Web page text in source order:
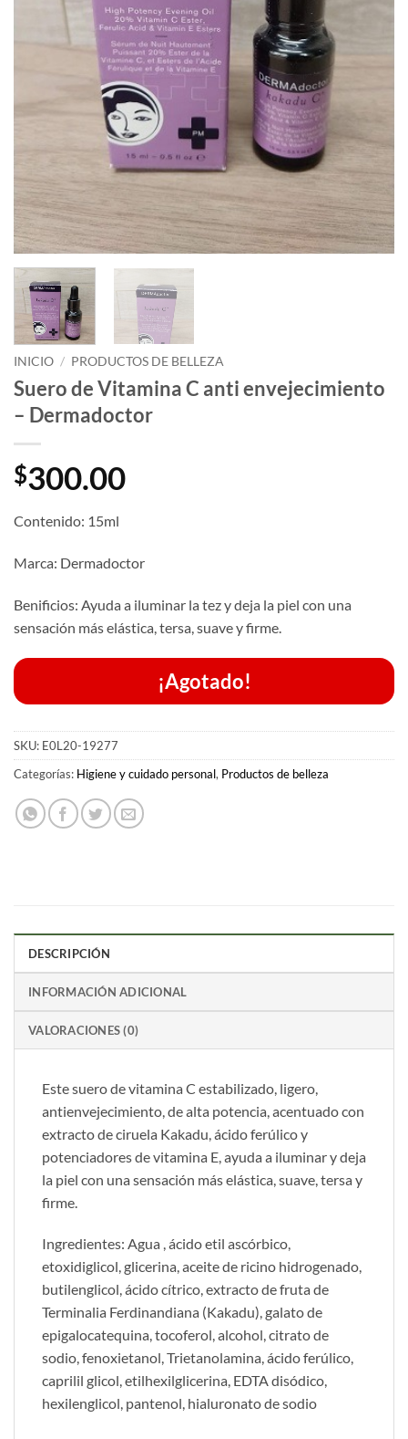
INICIO / PRODUCTOS DE BELLEZA
Suero de Vitamina C anti envejecimiento
– Dermadoctor
$300.00
Contenido: 15ml
Marca: Dermadoctor
Benificios: Ayuda a iluminar la tez y deja la piel con una
sensación más elástica, tersa, suave y firme.
¡Agotado!
SKU: E0L20-19277
Categorías: Higiene y cuidado personal, Productos de belleza
DESCRIPCIÓN
INFORMACIÓN ADICIONAL
VALORACIONES (0)
Este suero de vitamina C estabilizado, ligero,
antienvejecimiento, de alta potencia, acentuado con
extracto de ciruela Kakadu, ácido ferúlico y
potenciadores de vitamina E, ayuda a iluminar y deja
la piel con una sensación más elástica, suave, tersa y
firme.
Ingredientes: Agua , ácido etil ascórbico,
etoxidiglicol, glicerina, aceite de ricino hidrogenado,
butilenglicol, ácido cítrico, extracto de fruta de
Terminalia Ferdinandiana (Kakadu), galato de
epigalocatequina, tocoferol, alcohol, citrato de
sodio, fenoxietanol, Trietanolamina, ácido ferúlico,
caprilil glicol, etilhexilglicerina, EDTA disódico,
hexilenglicol, pantenol, hialuronato de sodio